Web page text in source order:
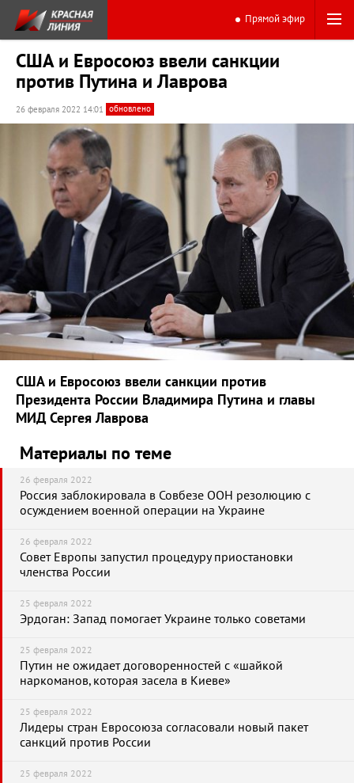
Прямой эфир
США и Евросоюз ввели санкции
против Путина и Лаврова
26 февраля 2022 14:01 обновлено
США и Евросоюз ввели санкции против
Президента России Владимира Путина и главы
МИД Сергея Лаврова
Материалы по теме
26 февраля 2022
Россия заблокировала в Совбезе ООН резолюцию с
осуждением военной операции на Украине
26 февраля 2022
Совет Европы запустил процедуру приостановки
членства России
25 февраля 2022
Эрдоган: Запад помогает Украине только советами
25 февраля 2022
Путин не ожидает договоренностей с «шайкой
наркоманов, которая засела в Киеве»
25 февраля 2022
Лидеры стран Евросоюза согласовали новый пакет
санкций против России
25 февраля 2022